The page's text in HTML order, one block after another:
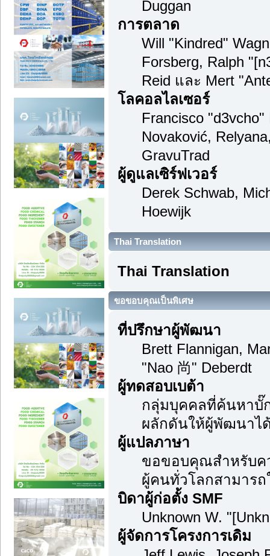
Duggan
การตลาด
Will "Kindred"
Forsberg, Ralph
Reid และ Mert
โลคอลไลเซอร์
Francisco
Novaković,
GravuTrad
ผู้ดูแลเซิร์ฟเวอร์
Derek Schwab,
Hoewijk
Thai Translation
Thai Translation
ขอขอบคุณเป็นพิเศษ
ที่ปรึกษาผู้พัฒนา
Brett Flannigan,
"Nao 尚" Deberdt
ผู้ทดสอบเบต้า
กลุ่มบุคคลที่ค้นหาบั๊
ผลักดันให้ผู้พัฒนาไ
ผู้แปลภาษา
ขอขอบคุณสำหรับค
ผู้คนทั่วโลกสามารถ
บิดาผู้ก่อตั้ง SMF
Unknown W.
ผู้จัดการโครงการเดิม